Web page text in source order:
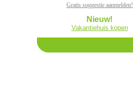
Gratis suggestie aanmelden!
Nieuw!
Vakantiehuis kopen